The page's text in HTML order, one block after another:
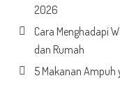
2026
Cara Menghadapi
dan Rumah
5 Makanan Ampuh